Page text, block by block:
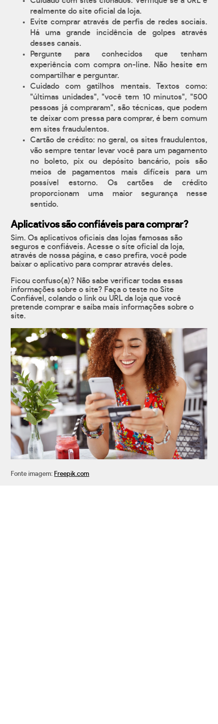
realmente do site oficial da loja.
Evite comprar através de perfis de redes sociais.
Há uma grande incidência de golpes através
desses canais.
Pergunte para conhecidos que tenham
experiência com compra on-line. Não hesite em
compartilhar e perguntar.
Cuidado com gatilhos mentais. Textos como:
"últimas unidades", "você tem 10 minutos", "500
pessoas já compraram", são técnicas, que podem
te deixar com pressa para comprar, é bem comum
em sites fraudulentos.
Cartão de crédito: no geral, os sites fraudulentos,
vão sempre tentar levar você para um pagamento
no boleto, pix ou depósito bancário, pois são
meios de pagamentos mais difíceis para um
possível estorno. Os cartões de crédito
proporcionam uma maior segurança nesse
sentido.
Aplicativos são confiáveis para comprar?
Sim. Os aplicativos oficiais das lojas famosas são
seguros e confiáveis. Acesse o site oficial da loja,
através de nossa página, e caso prefira, você pode
baixar o aplicativo para comprar através deles.
Ficou confuso(a)? Não sabe verificar todas essas
informações sobre o site? Faça o teste no Site
Confiável, colando o link ou URL da loja que você
pretende comprar e saiba mais informações sobre o
site.
Fonte imagem: Freepik.com